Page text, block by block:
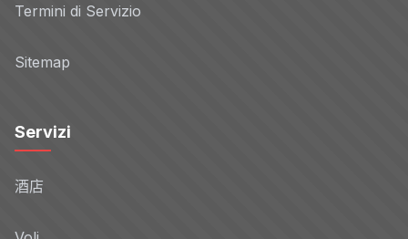
Termini di Servizio
Sitemap
Servizi
酒店